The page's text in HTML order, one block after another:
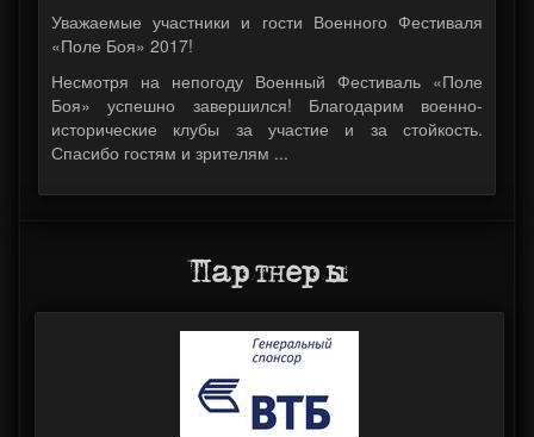
Уважаемые участники и гости Военного Фестиваля
«Поле Боя» 2017!
Несмотря на непогоду Военный Фестиваль «Поле
Боя» успешно завершился! Благодарим военно-
исторические клубы за участие и за стойкость.
Спасибо гостям и зрителям ...
Партнеры